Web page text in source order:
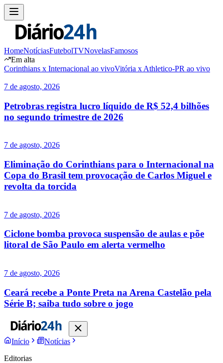
HomeNotíciasFutebolTVNovelasFamosos
Em alta
Corinthians x Internacional ao vivoVitória x Athletico-PR ao vivo
7 de agosto, 2026
Petrobras registra lucro líquido de R$ 52,4 bilhões
no segundo trimestre de 2026
7 de agosto, 2026
Eliminação do Corinthians para o Internacional na
Copa do Brasil tem provocação de Carlos Miguel e
revolta da torcida
7 de agosto, 2026
Ciclone bomba provoca suspensão de aulas e põe
litoral de São Paulo em alerta vermelho
7 de agosto, 2026
Ceará recebe a Ponte Preta na Arena Castelão pela
Série B; saiba tudo sobre o jogo
Início
Notícias
Editorias